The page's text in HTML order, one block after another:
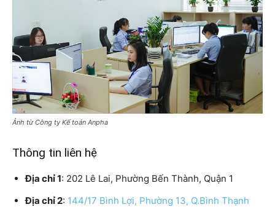
Ảnh từ Công ty Kế toán Anpha
Thông tin liên hệ
Địa chỉ 1: 202 Lê Lai, Phường Bến Thành, Quận 1
Địa chỉ 2: 144/17 Bình Lợi, Phường 13, Q.Bình Thạnh